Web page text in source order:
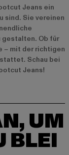
Jeans ein
sind. Sie vereinen
Ob für
– mit der richtigen
Schau bei
Jeans!
UM
BLEI